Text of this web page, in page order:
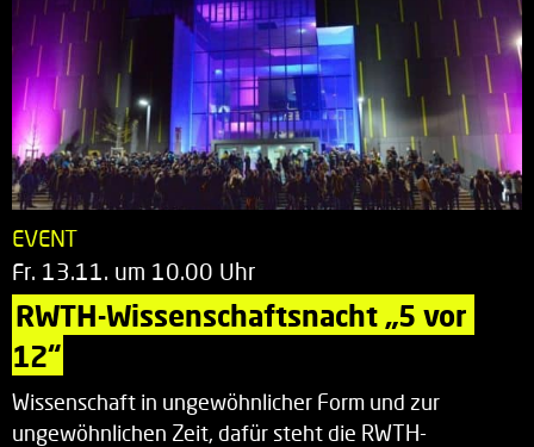
EVENT
Fr. 13.11. um 10.00 Uhr
RWTH-Wissenschaftsnacht „5 vor
12“
Wissenschaft in ungewöhnlicher Form und zur
ungewöhnlichen Zeit, dafür steht die RWTH-